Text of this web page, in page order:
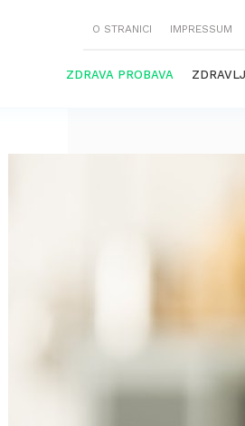
O STRANICI IMPRESSUM
ZDRAVA PROBAVA